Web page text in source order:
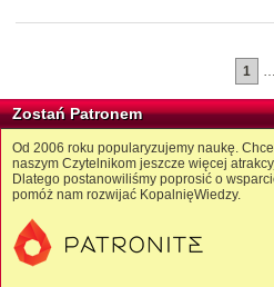
1 …
Zostań Patronem
Od 2006 roku popularyzujemy naukę.
naszym Czytelnikom jeszcze więcej
Dlatego postanowiliśmy poprosić o
pomóż nam rozwijać KopalnięWiedzy.